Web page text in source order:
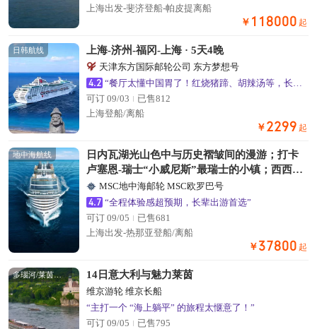
上海出发-斐济登船-帕皮提离船
￥ 118000 起
日韩航线 上海-济州-福冈-上海 · 5天4晚
天津东方国际邮轮公司 东方梦想号
4.2
可订 09/03
已售812
上海登船/离船
￥ 2299 起
地中海航线
日内瓦湖光山色中与历史褶皱间的漫游；打卡
卢塞恩-瑞士“小威尼斯”最瑞士的小镇；西西里
岛，寻找历史遗迹、听黑手党传说，这里融合
了多元文化的瑰宝
MSC地中海邮轮 MSC欧罗巴号
4.7 “全程体验感超预期，长辈出游首选”
可订 09/05
已售681
上海出发-热那亚登船/离船
￥ 37800 起
多瑙河/莱茵河航线 14日意大利与魅力莱茵
维京游轮 维京长船
“主打一个 “海上躺平” 的旅程太惬意了！”
可订 09/05
已售795